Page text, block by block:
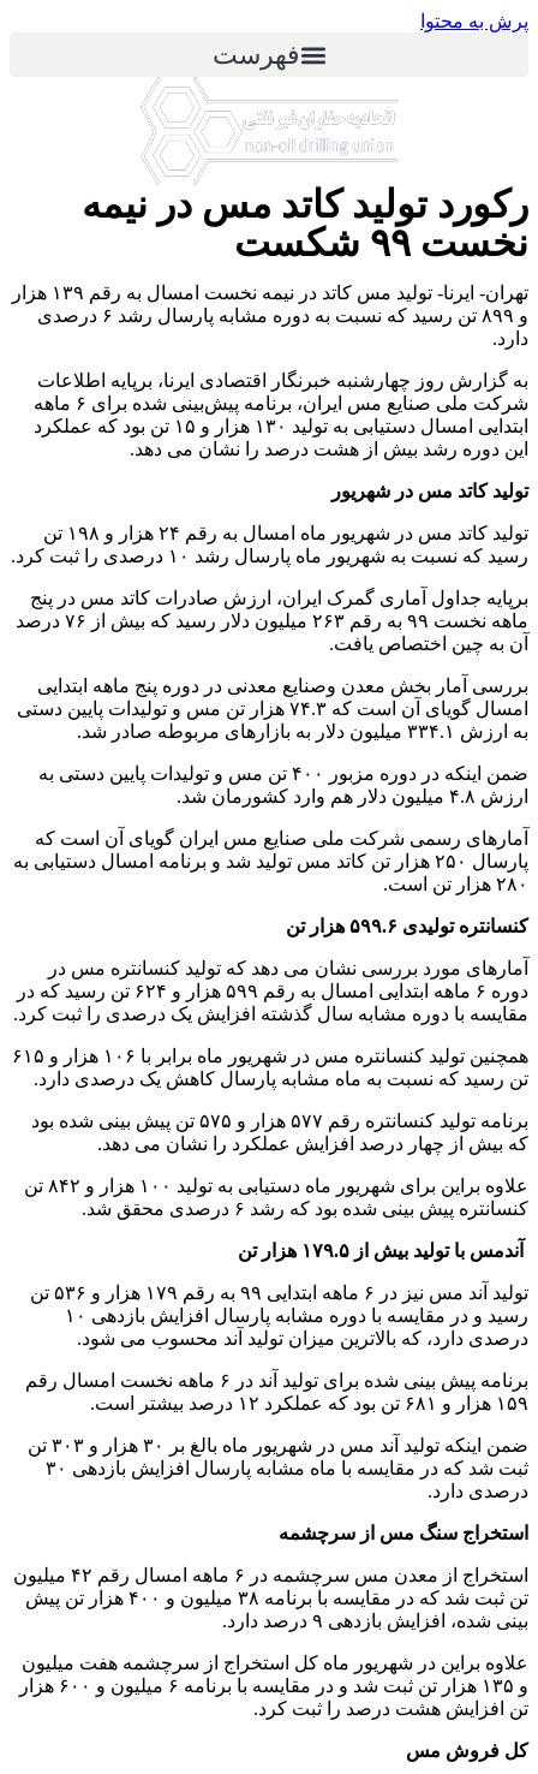
پرش به محتوا
فهرست
رکورد تولید کاتد مس در نیمه
نخست ۹۹ شکست
تهران- ایرنا- تولید مس کاتد در نیمه نخست امسال به رقم ۱۳۹ هزار
و ۸۹۹ تن رسید که نسبت به دوره مشابه پارسال رشد ۶ درصدی
دارد.
به گزارش روز چهارشنبه خبرنگار اقتصادی ایرنا، برپایه اطلاعات
شرکت ملی صنایع مس ایران، برنامه پیش‌بینی شده برای ۶ ماهه
ابتدایی امسال دستیابی به تولید ۱۳۰ هزار و ۱۵ تن بود که عملکرد
این دوره رشد بیش از هشت درصد را نشان می دهد.
تولید کاتد مس در شهریور
تولید کاتد مس در شهریور ماه امسال به رقم ۲۴ هزار و ۱۹۸ تن
رسید که نسبت به شهریور ماه پارسال رشد ۱۰ درصدی را ثبت کرد.
برپایه جداول آماری گمرک ایران، ارزش صادرات کاتد مس در پنج
ماهه نخست ۹۹ به رقم ۲۶۳ میلیون دلار رسید که بیش از ۷۶ درصد
آن به چین اختصاص یافت.
بررسی آمار بخش معدن وصنایع معدنی در دوره پنج ماهه ابتدایی
امسال گویای آن است که ۷۴.۳ هزار تن مس و تولیدات پایین دستی
به ارزش ۳۳۴.۱ میلیون دلار به بازارهای مربوطه صادر شد.
ضمن اینکه در دوره مزبور ۴۰۰ تن مس و تولیدات پایین دستی به
ارزش ۴.۸ میلیون دلار هم وارد کشورمان شد.
آمارهای رسمی شرکت ملی صنایع مس ایران گویای آن است که
پارسال ۲۵۰ هزار تن کاتد مس تولید شد و برنامه امسال دستیابی به
۲۸۰ هزار تن است.
کنسانتره تولیدی ۵۹۹.۶ هزار تن
آمارهای مورد بررسی نشان می دهد که تولید کنسانتره مس در
دوره ۶ ماهه ابتدایی امسال به رقم ۵۹۹ هزار و ۶۲۴ تن رسید که در
مقایسه با دوره مشابه سال گذشته افزایش یک درصدی را ثبت کرد.
همچنین تولید کنسانتره مس در شهریور ماه برابر با ۱۰۶ هزار و ۶۱۵
تن رسید که نسبت به ماه مشابه پارسال کاهش یک درصدی دارد.
برنامه تولید کنسانتره رقم ۵۷۷ هزار و ۵۷۵ تن پیش بینی شده بود
که بیش از چهار درصد افزایش عملکرد را نشان می دهد.
علاوه براین برای شهریور ماه دستیابی به تولید ۱۰۰ هزار و ۸۴۲ تن
کنسانتره پیش بینی شده بود که رشد ۶ درصدی محقق شد.
آندمس با تولید بیش از ۱۷۹.۵ هزار تن
تولید آند مس نیز در ۶ ماهه ابتدایی ۹۹ به رقم ۱۷۹ هزار و ۵۳۶ تن
رسید و در مقایسه با دوره مشابه پارسال افزایش بازدهی ۱۰
درصدی دارد، که بالاترین میزان تولید آند محسوب می شود.
برنامه پیش بینی شده برای تولید آند در ۶ ماهه نخست امسال رقم
۱۵۹ هزار و ۶۸۱ تن بود که عملکرد ۱۲ درصد بیشتر است.
ضمن اینکه تولید آند مس در شهریور ماه بالغ بر ۳۰ هزار و ۳۰۳ تن
ثبت شد که در مقایسه با ماه مشابه پارسال افزایش بازدهی ۳۰
درصدی دارد.
استخراج سنگ مس از سرچشمه
استخراج از معدن مس سرچشمه در ۶ ماهه امسال رقم ۴۲ میلیون
تن ثبت شد که در مقایسه با برنامه ۳۸ میلیون و ۴۰۰ هزار تن پیش
بینی شده، افزایش بازدهی ۹ درصد دارد.
علاوه براین در شهریور ماه کل استخراج از سرچشمه هفت میلیون
و ۱۳۵ هزار تن ثبت شد و در مقایسه با برنامه ۶ میلیون و ۶۰۰ هزار
تن افزایش هشت درصد را ثبت کرد.
کل فروش مس